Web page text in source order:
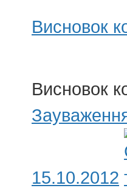
Висновок
Висновок
15.10.2012